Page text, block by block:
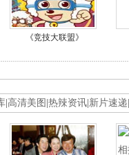
《竞技大联盟》
高清美图 热辣资讯 新片速递